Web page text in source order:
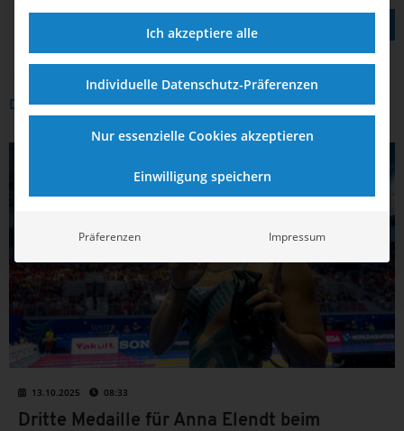
TEILEN AUF
DAS KÖNNTE DICH AUCH INTERRESSIEREN
13.10.2025 08:33
Dritte Medaille für Anna Elendt beim
Ich akzeptiere alle
Individuelle Datenschutz-Präferenzen
Nur essenzielle Cookies akzeptieren
Einwilligung speichern
Präferenzen Impressum